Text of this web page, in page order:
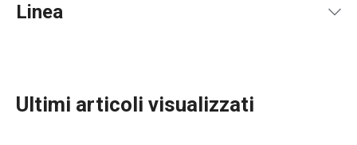
Linea
Ultimi articoli visualizzati